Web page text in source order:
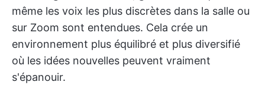
même les voix les plus discrètes dans la salle ou
sur Zoom sont entendues. Cela crée un
environnement plus équilibré et plus diversifié
où les idées nouvelles peuvent vraiment
s'épanouir.